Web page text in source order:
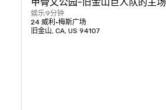
甲骨文公园-旧金山巨人队的主场
娱乐9分钟
24 威利·梅斯广场
旧金山, CA, US 94107